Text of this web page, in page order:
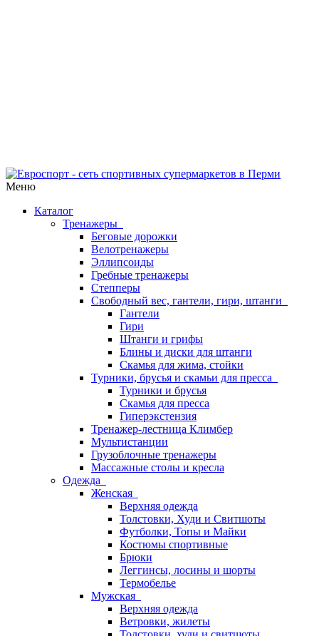
Меню
Каталог
Тренажеры
Беговые дорожки
Велотренажеры
Эллипсоиды
Гребные тренажеры
Степперы
Свободный вес, гантели, гири, штанги
Гантели
Гири
Штанги и грифы
Блины и диски для штанги
Скамья для жима, стойки
Турники, брусья и скамьи для пресса
Турники и брусья
Скамья для пресса
Гиперэкстензия
Тренажер-лестница Климбер
Мультистанции
Грузоблочные тренажеры
Массажные столы и кресла
Одежда
Женская
Верхняя одежда
Толстовки, Худи и Свитшоты
Футболки, Топы и Майки
Костюмы спортивные
Брюки
Леггинсы, лосины и шорты
Термобелье
Мужская
Верхняя одежда
Ветровки, жилеты